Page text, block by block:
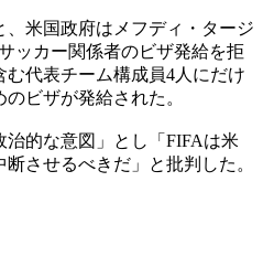
米国政府はメフディ・タージ
ッカー関係者のビザ発給を拒
代表チーム構成員4人にだけ
ビザが発給された。
治的な意図」とし「FIFAは米
させるべきだ」と批判した。